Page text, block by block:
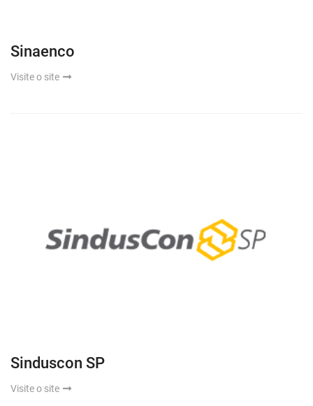
Sinaenco
Visite o site
Sinduscon SP
Visite o site